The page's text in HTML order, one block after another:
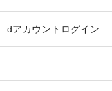
dアカウントログイン